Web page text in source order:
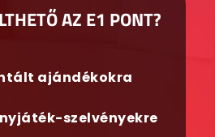
AZ E1 PONT?
ajándékokra
szelvényekre